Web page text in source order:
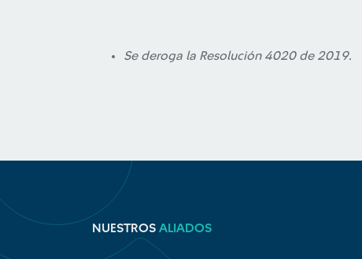
Se deroga la Resolución 4020 de 2019.
NUESTROS ALIADOS